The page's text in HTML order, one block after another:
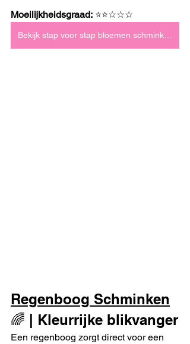
Moeilijkheidsgraad: ⭐⭐☆☆☆
Regenboog Schminken
🌈 | Kleurrijke blikvanger
Een regenboog zorgt direct voor een